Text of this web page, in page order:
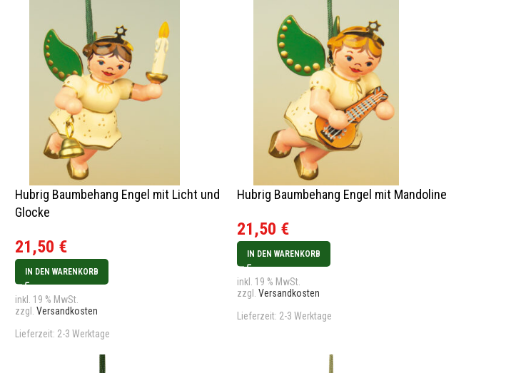
Hubrig Baumbehang Engel mit Licht und
Glocke
21,50 €
IN DEN WARENKORB
inkl. 19 % MwSt.
zzgl.Versandkosten
Lieferzeit: 2-3 Werktage
Hubrig Baumbehang Engel mit Mandoline
21,50 €
IN DEN WARENKORB
inkl. 19 % MwSt.
zzgl.Versandkosten
Lieferzeit: 2-3 Werktage